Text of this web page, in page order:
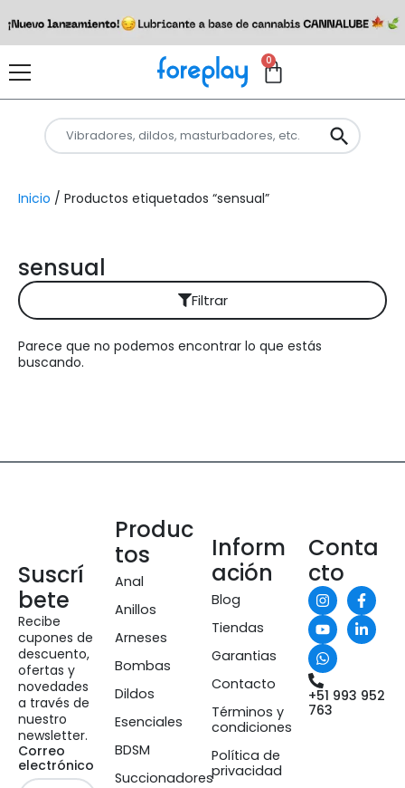
0
Inicio / Productos etiquetados “sensual”
sensual
Filtrar
Reiniciar filtros
Parece que no podemos encontrar lo que estás
buscando.
Suscrí
bete
Recibe
cupones de
descuento,
ofertas y
novedades
a través de
nuestro
newsletter.
Correo
electrónico
Produc
tos
Anal
Anillos
Arneses
Bombas
Dildos
Esenciales
BDSM
Succionadores
Inform
ación
Blog
Tiendas
Garantias
Contacto
Términos y
condiciones
Política de
privacidad
Conta
cto
+51 993 952
763